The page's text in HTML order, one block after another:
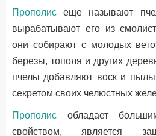
Прополис еще называют
вырабатывают его из
они собирают с молодых
березы, тополя и других
пчелы добавляют воск и
секретом своих челюстных
Прополис обладает
свойством, является